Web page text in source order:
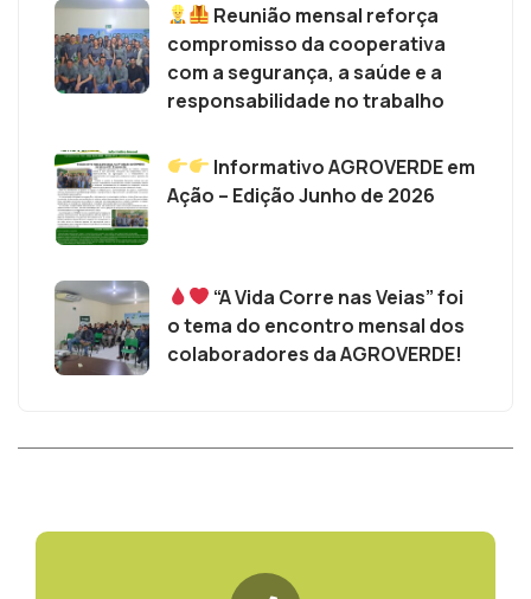
Reunião mensal reforça
compromisso da cooperativa
com a segurança, a saúde e a
responsabilidade no trabalho
Informativo AGROVERDE em
Ação – Edição Junho de 2026
“A Vida Corre nas Veias” foi
o tema do encontro mensal dos
colaboradores da AGROVERDE!